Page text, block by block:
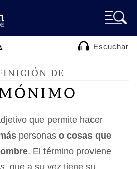
Escuchar
DE
que permite hacer
personas o cosas que
. El término proviene
, que a su vez tiene su